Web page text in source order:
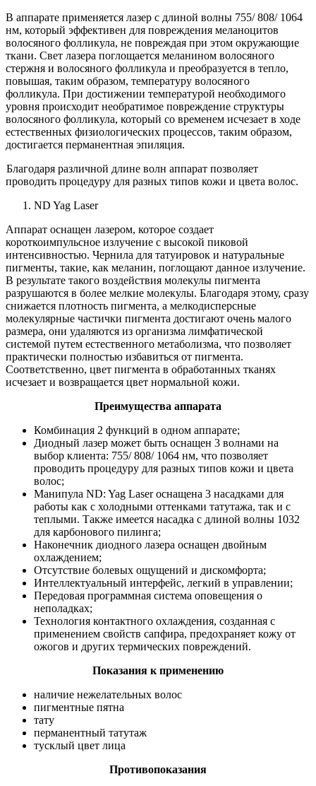
В аппарате применяется лазер с длиной волны 755/ 808/ 1064
нм, который эффективен для повреждения меланоцитов
волосяного фолликула, не повреждая при этом окружающие
ткани. Свет лазера поглощается меланином волосяного
стержня и волосяного фолликула и преобразуется в тепло,
повышая, таким образом, температуру волосяного
фолликула. При достижении температурой необходимого
уровня происходит необратимое повреждение структуры
волосяного фолликула, который со временем исчезает в ходе
естественных физиологических процессов, таким образом,
достигается перманентная эпиляция.
Благодаря различной длине волн аппарат позволяет
проводить процедуру для разных типов кожи и цвета волос.
ND Yag Laser
Аппарат оснащен лазером, которое создает
короткоимпульсное излучение с высокой пиковой
интенсивностью. Чернила для татуировок и натуральные
пигменты, такие, как меланин, поглощают данное излучение.
В результате такого воздействия молекулы пигмента
разрушаются в более мелкие молекулы. Благодаря этому, сразу
снижается плотность пигмента, а мелкодисперсные
молекулярные частички пигмента достигают очень малого
размера, они удаляются из организма лимфатической
системой путем естественного метаболизма, что позволяет
практически полностью избавиться от пигмента.
Соответственно, цвет пигмента в обработанных тканях
исчезает и возвращается цвет нормальной кожи.
Преимущества аппарата
Комбинация 2 функций в одном аппарате;
Диодный лазер может быть оснащен 3 волнами на
выбор клиента: 755/ 808/ 1064 нм, что позволяет
проводить процедуру для разных типов кожи и цвета
волос;
Манипула ND: Yag Laser оснащена 3 насадками для
работы как с холодными оттенками татутажа, так и с
теплыми. Также имеется насадка с длиной волны 1032
для карбонового пилинга;
Наконечник диодного лазера оснащен двойным
охлаждением;
Отсутствие болевых ощущений и дискомфорта;
Интеллектуальный интерфейс, легкий в управлении;
Передовая программная система оповещения о
неполадках;
Технология контактного охлаждения, созданная с
применением свойств сапфира, предохраняет кожу от
ожогов и других термических повреждений.
Показания к применению
наличие нежелательных волос
пигментные пятна
тату
перманентный татутаж
тусклый цвет лица
Противопоказания